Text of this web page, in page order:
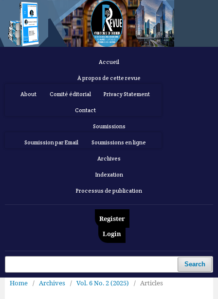
Accueil
À propos de cette revue
About Comité éditorial Privacy Statement
Contact
Soumissions
Soumission par Email Soumissions en ligne
Archives
Indexation
Processus de publication
Register
Login
Search
Home / Archives / Vol. 6 No. 2 (2025) / Articles